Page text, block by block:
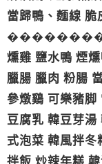
當歸鴨、麵線
燻雞 鹽水鴨 煙
臘腸 臘肉 粉腸
參燉鷄 可樂豬脚
豆腐乳 韓豆芽
式泡菜 韓風拌
拌飯 炒辣年糕